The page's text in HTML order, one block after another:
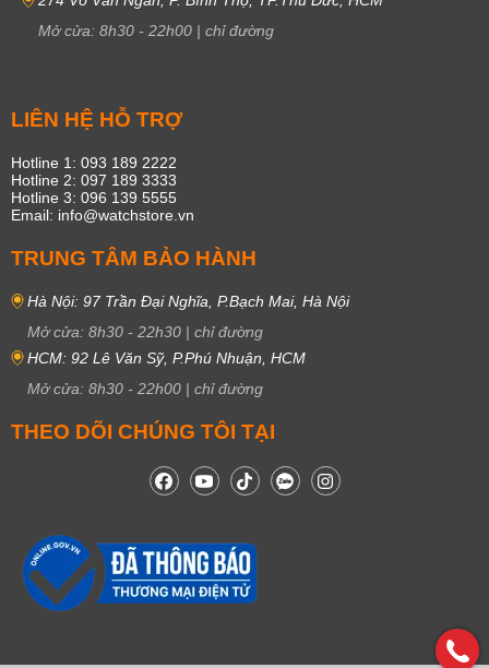
Mở cửa: 8h30 - 22h00 | chỉ đường
LIÊN HỆ HỖ TRỢ
Hotline 1: 093 189 2222
Hotline 2: 097 189 3333
Hotline 3: 096 139 5555
Email: info@watchstore.vn
TRUNG TÂM BẢO HÀNH
Hà Nội: 97 Trần Đại Nghĩa, P.Bạch Mai, Hà Nội
Mở cửa: 8h30 - 22h30 | chỉ đường
HCM: 92 Lê Văn Sỹ, P.Phú Nhuận, HCM
Mở cửa: 8h30 - 22h00 | chỉ đường
THEO DÕI CHÚNG TÔI TẠI